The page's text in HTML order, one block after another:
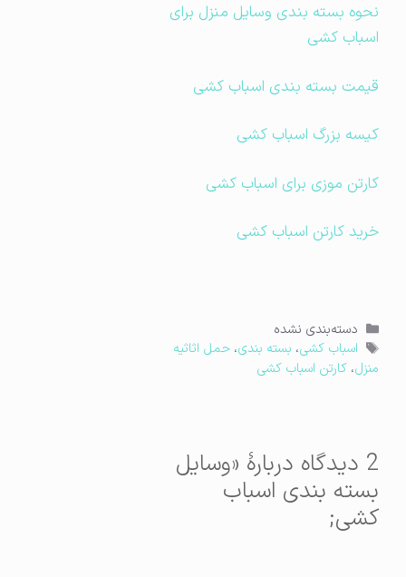
نحوه بسته بندی وسایل منزل برای
اسباب کشی
قیمت بسته بندی اسباب کشی
کیسه بزرگ اسباب کشی
کارتن موزی برای اسباب کشی
خرید کارتن اسباب کشی
دسته‌ها
دسته‌بندی نشده
برچسب‌ها
اسباب کشی ،بسته بندی ،حمل اثاثیه
،کارتن اسباب کشی
2 دیدگاه دربارهٔ «وسایل
بسته بندی اسباب
کشی;